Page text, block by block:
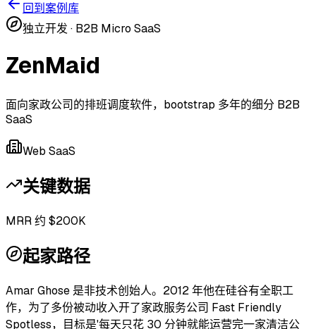
回到案例库
独立开发 · B2B Micro SaaS
ZenMaid
面向家政公司的排班调度软件，bootstrap 多年的细分 B2B
SaaS
Web SaaS
关键数据
MRR 约 $200K
起家路径
Amar Ghose 是非技术创始人。2012 年他在硅谷有全职工
作，为了多份被动收入开了家政服务公司 Fast Friendly
Spotless，目标是'每天只花 30 分钟就能运营完一家清洁公